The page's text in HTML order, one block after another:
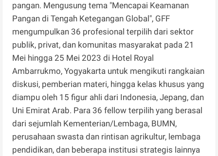
pangan. Mengusung tema "Mencapai Keamanan
Pangan di Tengah Ketegangan Global", GFF
mengumpulkan 36 profesional terpilih dari sektor
publik, privat, dan komunitas masyarakat pada 21
Mei hingga 25 Mei 2023 di Hotel Royal
Ambarrukmo, Yogyakarta untuk mengikuti rangkaian
diskusi, pemberian materi, hingga kelas khusus yang
diampu oleh 15 figur ahli dari Indonesia, Jepang, dan
Uni Emirat Arab. Para 36 fellow terpilih yang berasal
dari sejumlah Kementerian/Lembaga, BUMN,
perusahaan swasta dan rintisan agrikultur, lembaga
pendidikan, dan beberapa institusi strategis lainnya